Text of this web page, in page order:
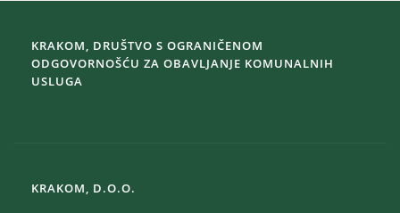
KRAKOM, DRUŠTVO S OGRANIČENOM
ODGOVORNOŠĆU ZA OBAVLJANJE KOMUNALNIH
USLUGA
KRAKOM, D.O.O.